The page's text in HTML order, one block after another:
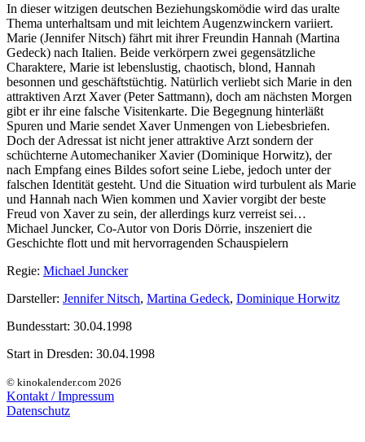
In dieser witzigen deutschen Beziehungskomödie wird das uralte
Thema unterhaltsam und mit leichtem Augenzwinckern variiert.
Marie (Jennifer Nitsch) fährt mit ihrer Freundin Hannah (Martina
Gedeck) nach Italien. Beide verkörpern zwei gegensätzliche
Charaktere, Marie ist lebenslustig, chaotisch, blond, Hannah
besonnen und geschäftstüchtig. Natürlich verliebt sich Marie in den
attraktiven Arzt Xaver (Peter Sattmann), doch am nächsten Morgen
gibt er ihr eine falsche Visitenkarte. Die Begegnung hinterläßt
Spuren und Marie sendet Xaver Unmengen von Liebesbriefen.
Doch der Adressat ist nicht jener attraktive Arzt sondern der
schüchterne Automechaniker Xavier (Dominique Horwitz), der
nach Empfang eines Bildes sofort seine Liebe, jedoch unter der
falschen Identität gesteht. Und die Situation wird turbulent als Marie
und Hannah nach Wien kommen und Xavier vorgibt der beste
Freud von Xaver zu sein, der allerdings kurz verreist sei…
Michael Juncker, Co-Autor von Doris Dörrie, inszeniert die
Geschichte flott und mit hervorragenden Schauspielern
Regie: Michael Juncker
Darsteller: Jennifer Nitsch, Martina Gedeck, Dominique Horwitz
Bundesstart: 30.04.1998
Start in Dresden: 30.04.1998
© kinokalender.com 2026
Kontakt / Impressum
Datenschutz